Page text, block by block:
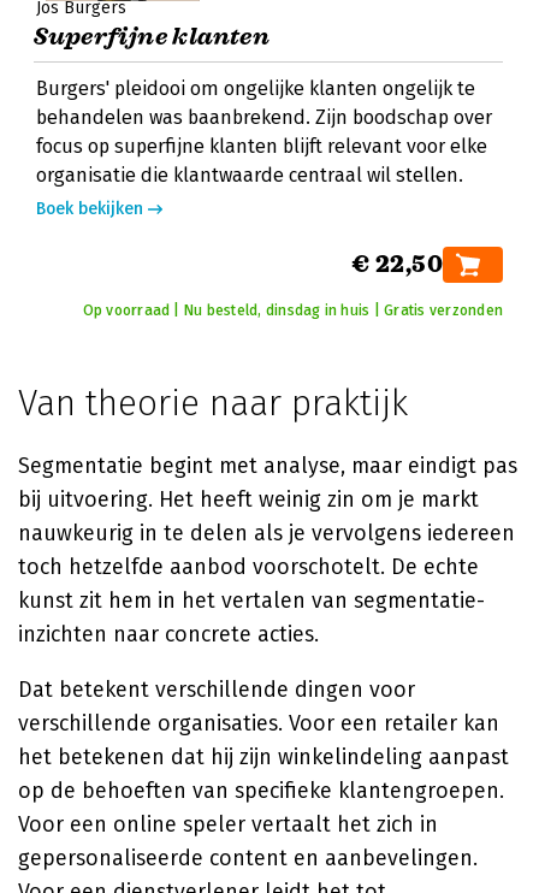
Jos Burgers
Superfijne klanten
Burgers' pleidooi om ongelijke klanten ongelijk te
behandelen was baanbrekend. Zijn boodschap over
focus op superfijne klanten blijft relevant voor elke
organisatie die klantwaarde centraal wil stellen.
Boek bekijken
€ 22,50
Op voorraad | Nu besteld, dinsdag in huis | Gratis verzonden
Van theorie naar praktijk
Segmentatie begint met analyse, maar eindigt pas
bij uitvoering. Het heeft weinig zin om je markt
nauwkeurig in te delen als je vervolgens iedereen
toch hetzelfde aanbod voorschotelt. De echte
kunst zit hem in het vertalen van segmentatie-
inzichten naar concrete acties.
Dat betekent verschillende dingen voor
verschillende organisaties. Voor een retailer kan
het betekenen dat hij zijn winkelindeling aanpast
op de behoeften van specifieke klantengroepen.
Voor een online speler vertaalt het zich in
gepersonaliseerde content en aanbevelingen.